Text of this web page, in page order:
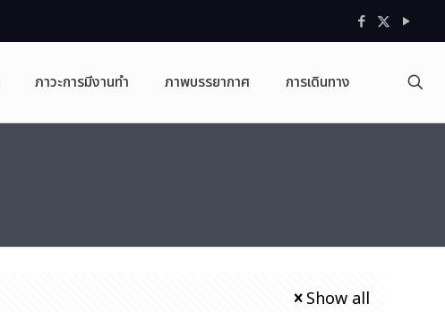
ภาวะการมีงานทำ ภาพบรรยากาศ การเดินทาง
Show all